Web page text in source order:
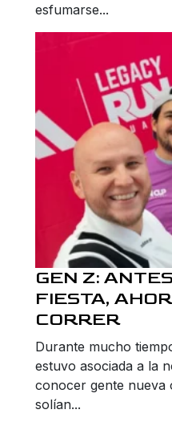
esfumarse...
GEN Z:
FIESTA,
CORRER
Durante mucho
estuvo asociada a la
conocer gente nueva
solían...